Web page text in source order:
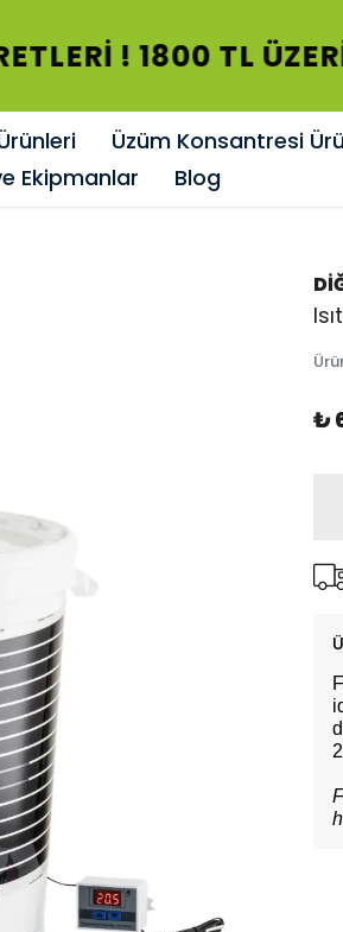
! 1800 TL
Üzüm Konsantresi
Ekipmanlar
Blog
₺